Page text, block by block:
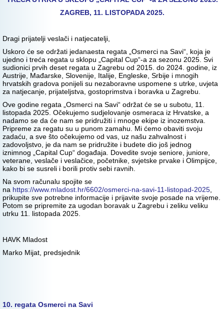
ZAGREB, 11. LISTOPADA 2025.
Dragi prijatelji veslači i natjecatelji,
Uskoro će se održati jedanaesta regata „Osmerci na Savi“, koja je
ujedno i treća regata u sklopu „Capital Cup“-a za sezonu 2025. Svi
sudionici prvih deset regata u Zagrebu od 2015. do 2024. godine, iz
Austrije, Mađarske, Slovenije, Italije, Engleske, Srbije i mnogih
hrvatskih gradova ponijeli su nezaboravne uspomene s utrke, uvjeta
za natjecanje, prijateljstva, gostoprimstva i boravka u Zagrebu.
Ove godine regata „Osmerci na Savi“ održat će se u subotu, 11.
listopada 2025. Očekujemo sudjelovanje osmeraca iz Hrvatske, a
nadamo se da će nam se pridružiti i mnoge ekipe iz inozemstva.
Pripreme za regatu su u punom zamahu. Mi ćemo obaviti svoju
zadaću, a sve što očekujemo od vas, uz našu zahvalnost i
zadovoljstvo, je da nam se pridružite i budete dio još jednog
iznimnog „Capital Cup“ događaja. Dovedite svoje seniore, juniore,
veterane, veslače i veslačice, početnike, svjetske prvake i Olimpijce,
kako bi se susreli i borili protiv sebi ravnih.
Na svom računalu spojite se
na https://www.mladost.hr/6602/osmerci-na-savi-11-listopad-2025
prikupite sve potrebne informacije i prijavite svoje posade na vrijeme.
Potom se pripremite za ugodan boravak u Zagrebu i zeliku veliku
utrku 11. listopada 2025.
HAVK Mladost
Marko Mijat, predsjednik
10. regata Osmerci na Savi